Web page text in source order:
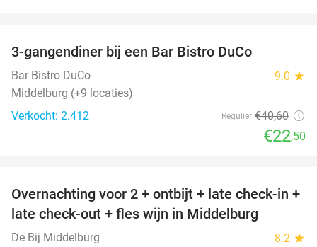
3-gangendiner bij een Bar Bistro DuCo
Bar Bistro DuCo 9.0 star
Middelburg (+9 locaties)
Verkocht: 2.412
Regulier €40,60
€22,50
52%
Overnachting voor 2 + ontbijt + late check-in +
late check-out + fles wijn in Middelburg
De Bij Middelburg 8.2 star